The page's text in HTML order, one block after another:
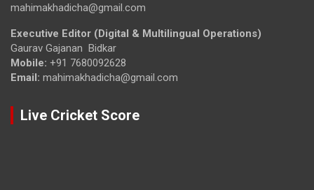
mahimakhadicha@gmail.com
Executive Editor (Digital & Multilingual Operations)
Gaurav Gajanan Bidkar
Mobile: +91 7680092628
Email: mahimakhadicha@gmail.com
Live Cricket Score